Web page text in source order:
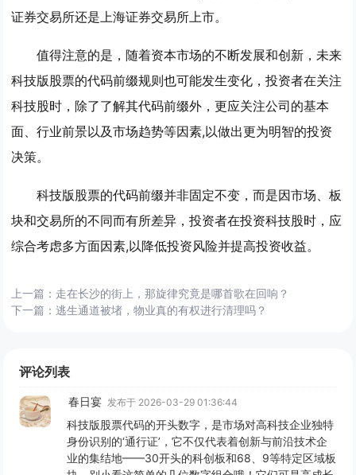
证券交易所还是上海证券交易所上市。
值得注意的是，随着资本市场的不断发展和创新，未来
科技版股票的代码前缀规则也可能发生变化，投资者在关注
科技股时，除了了解其代码前缀外，更应关注公司的基本
面、行业前景以及市场趋势等因素,以做出更为明智的投资
决策。
科技版股票的代码前缀并非固定不变，而是因市场、板
块和交易所的不同而有所差异，投资者在投资科技股时，应
综合考虑多方面因素,以降低投资风险并提高投资收益。
上一篇： 走在长沙的街上，那旋律究竟是哪首歌在回响？
下一篇：逃生通道被堵，物业真的有权进行清理吗？
评论列表
春日宴 发布于 2026-03-29 01:36:44
科技版股票代码的开头数字，是市场对高科技企业独特
身份识别的‘通行证’，它不仅代表着创新与前沿技术企
业的集结地——30开头的科创板和68、9等特定区域板